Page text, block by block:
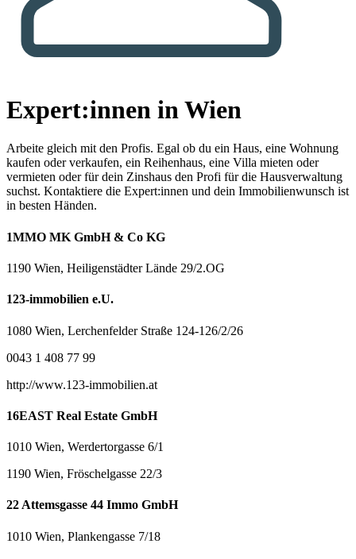
Expert:innen in Wien
Arbeite gleich mit den Profis. Egal ob du ein Haus, eine Wohnung
kaufen oder verkaufen, ein Reihenhaus, eine Villa mieten oder
vermieten oder für dein Zinshaus den Profi für die Hausverwaltung
suchst. Kontaktiere die Expert:innen und dein Immobilienwunsch ist
in besten Händen.
1MMO MK GmbH & Co KG
1190 Wien, Heiligenstädter Lände 29/2.OG
123-immobilien e.U.
1080 Wien, Lerchenfelder Straße 124-126/2/26
0043 1 408 77 99
http://www.123-immobilien.at
16EAST Real Estate GmbH
1010 Wien, Werdertorgasse 6/1
1190 Wien, Fröschelgasse 22/3
22 Attemsgasse 44 Immo GmbH
1010 Wien, Plankengasse 7/18